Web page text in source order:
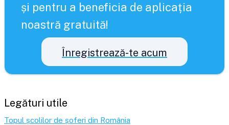
și pentru a beneficia de aplicația
noastră gratuită!
Înregistrează-te acum
Legături utile
Topul școlilor de șoferi din România